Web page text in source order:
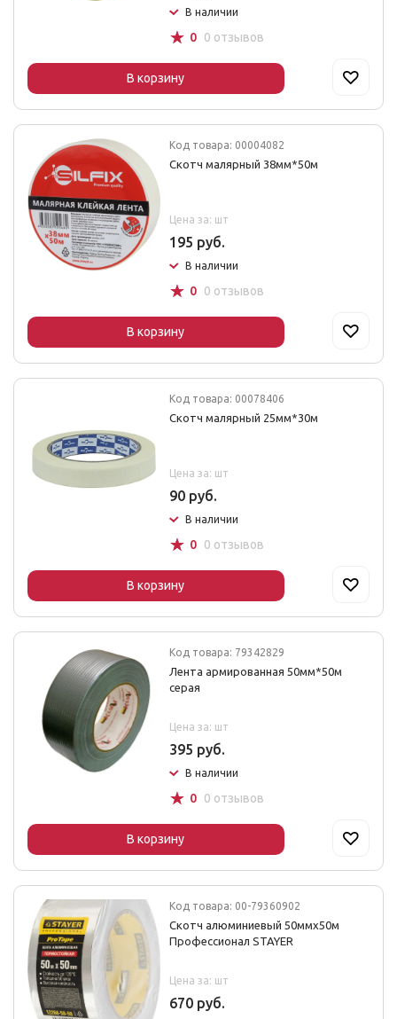
В наличии
☆ 0 0 отзывов
В корзину
Код товара: 00004082
Скотч малярный 38мм*50м
Цена за: шт
195 руб.
В наличии
☆ 0 0 отзывов
В корзину
Код товара: 00078406
Скотч малярный 25мм*30м
Цена за: шт
90 руб.
В наличии
☆ 0 0 отзывов
В корзину
Код товара: 79342829
Лента армированная 50мм*50м
серая
Цена за: шт
395 руб.
В наличии
☆ 0 0 отзывов
В корзину
Код товара: 00-79360902
Скотч алюминиевый 50ммх50м
Профессионал STAYER
Цена за: шт
670 руб.